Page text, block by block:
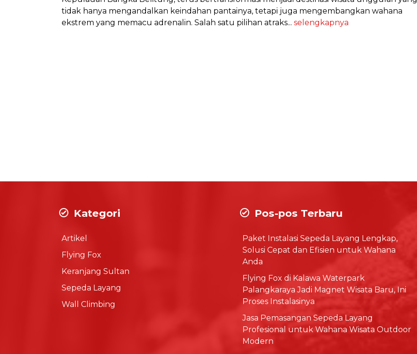
tidak hanya mengandalkan keindahan pantainya, tetapi juga mengembangkan wahana
ekstrem yang memacu adrenalin. Salah satu pilihan atraks... selengkapnya
Kategori
Artikel
Flying Fox
Keranjang Sultan
Sepeda Layang
Wall Climbing
Pos-pos Terbaru
Paket Instalasi Sepeda Layang Lengkap,
Solusi Cepat dan Efisien untuk Wahana
Anda
Flying Fox di Kalawa Waterpark
Palangkaraya Jadi Magnet Wisata Baru, Ini
Proses Instalasinya
Jasa Pemasangan Sepeda Layang
Profesional untuk Wahana Wisata Outdoor
Modern